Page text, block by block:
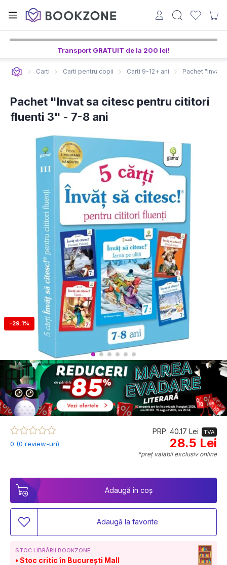
Transport GRATUIT de la 200 lei!
Carti Carti pentru copii Carti 9-12+ ani Pachet "Invat
Pachet "Invat sa citesc pentru cititori
fluenti 3" - 7-8 ani
-29.1%
0 (0 review-uri)
PRP: 40.17 Lei TVA
28.5 Lei
*preț valabil exclusiv online
Adaugă în coș
Adaugă la favorite
STOC LIBRĂRII BOOKZONE
Stoc critic în București Mall